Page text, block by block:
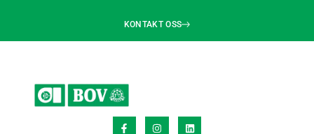
KONTAKT OSS